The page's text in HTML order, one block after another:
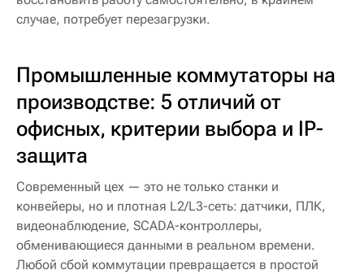
случае, потребует перезагрузки.
Промышленные коммутаторы на
производстве: 5 отличий от
офисных, критерии выбора и IP-
защита
Современный цех — это не только станки и
конвейеры, но и плотная L2/L3-сеть: датчики, ПЛК,
видеонаблюдение, SCADA-контроллеры,
обменивающиеся данными в реальном времени.
Любой сбой коммутации превращается в простой